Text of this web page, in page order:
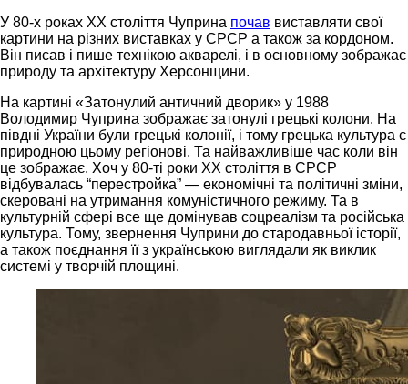
У 80-х роках ХХ століття Чуприна почав виставляти свої
картини на різних виставках у СРСР а також за кордоном.
Він писав і пише технікою акварелі, і в основному зображає
природу та архітектуру Херсонщини.
На картині «Затонулий античний дворик» у 1988
Володимир Чуприна зображає затонулі грецькі колони. На
півдні України були грецькі колонії, і тому грецька культура є
природною цьому регіонові. Та найважливіше час коли він
це зображає. Хоч у 80-ті роки ХХ століття в СРСР
відбувалась “перестройка” — економічні та політичні зміни,
скеровані на утримання комуністичного режиму. Та в
культурній сфері все ще домінував соцреалізм та російська
культура. Тому, звернення Чуприни до стародавньої історії,
а також поєднання її з українською виглядали як виклик
системі у творчій площині.